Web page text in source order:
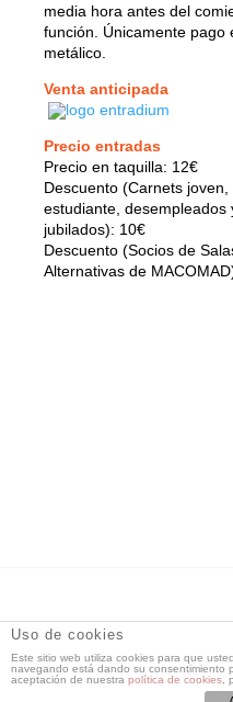
media hora antes del
función. Únicamente pago
metálico.
Venta anticipada
Precio entradas
Precio en taquilla: 12€
Descuento (Carnets joven,
estudiante, desempleados
jubilados): 10€
Descuento (Socios de
Alternativas de
DT Espacio Escénico-
Uso de cookies
Este sitio web utiliza cookies para que
navegando está dando su consentimiento
aceptación de nuestra política de cookies ,